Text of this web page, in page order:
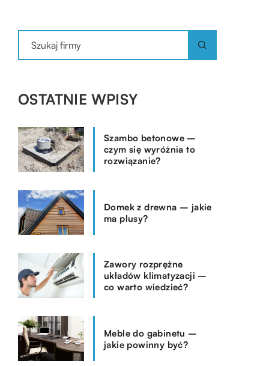
OSTATNIE WPISY
Szambo betonowe –
czym się wyróżnia to
rozwiązanie?
Domek z drewna – jakie
ma plusy?
Zawory rozprężne
układów klimatyzacji –
co warto wiedzieć?
Meble do gabinetu –
jakie powinny być?